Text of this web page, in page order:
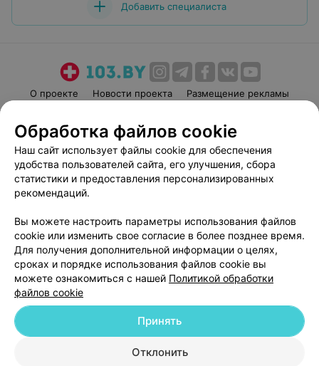
Добавить специалиста
О проекте Новости проекта
Размещение рекламы
Пользовательское соглашение
Способы оплаты
Вакансии
Партнеры
Написать руководителю 103.by
Обработка персональных данных
© 2026 ООО «Артокс Лаб», УНП 191700409
| 220012, Республика Беларусь,
г. Минск, улица Толбухина, 2, пом. 16 | help@103.by
Обработка файлов cookie
Наш сайт использует файлы cookie для обеспечения
удобства пользователей сайта, его улучшения, сбора
статистики и предоставления персонализированных
рекомендаций.
Вы можете настроить параметры использования файлов
cookie или изменить свое согласие в более позднее время.
Для получения дополнительной информации о целях,
сроках и порядке использования файлов cookie вы
можете ознакомиться с нашей Политикой обработки
файлов cookie
Отклонить
Принять